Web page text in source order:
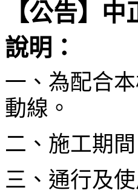
【公告】
說明：
一、為配合
動線。
二、施工期
三、通行及